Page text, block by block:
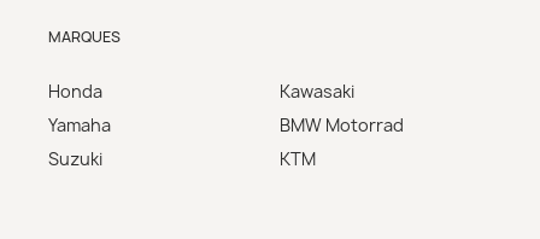
MARQUES
Honda
Yamaha
Suzuki
Kawasaki
BMW Motorrad
KTM